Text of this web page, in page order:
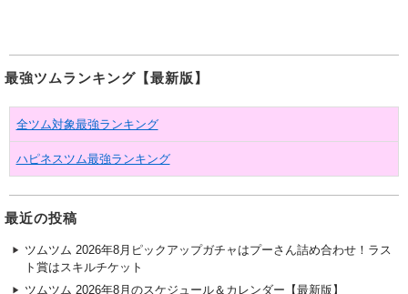
最強ツムランキング【最新版】
全ツム対象最強ランキング
ハピネスツム最強ランキング
最近の投稿
ツムツム 2026年8月ピックアップガチャはプーさん詰め合わせ！ラス
ト賞はスキルチケット
ツムツム 2026年8月のスケジュール＆カレンダー【最新版】